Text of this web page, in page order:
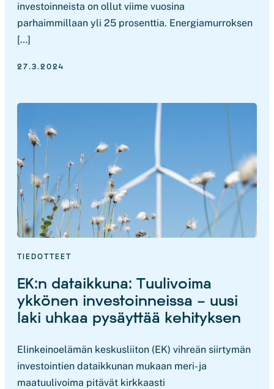
investoinneista on ollut viime vuosina
parhaimmillaan yli 25 prosenttia. Energiamurroksen
[…]
27.3.2024
TIEDOTTEET
EK:n dataikkuna: Tuulivoima
ykkönen investoinneissa – uusi
laki uhkaa pysäyttää kehityksen
Elinkeinoelämän keskusliiton (EK) vihreän siirtymän
investointien dataikkunan mukaan meri- ja
maatuulivoima pitävät kirkkaasti